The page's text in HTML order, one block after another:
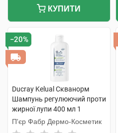
КУПИТИ
−20%
Ducray Kelual Скванорм
Шампунь регулюючий проти
жирної лупи 400 мл 1
флакон
П'єр Фабр Дермо-Косметик